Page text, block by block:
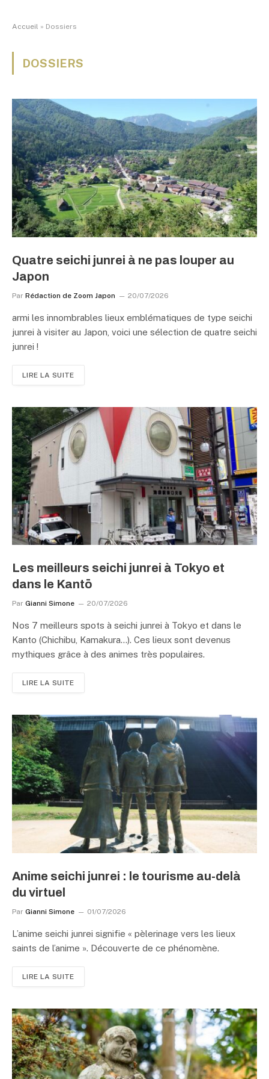
Accueil » Dossiers
DOSSIERS
Quatre seichi junrei à ne pas louper au
Japon
Par Rédaction de Zoom Japon 20/07/2026
armi les innombrables lieux emblématiques de type seichi
junrei à visiter au Japon, voici une sélection de quatre seichi
junrei !
LIRE LA SUITE
Les meilleurs seichi junrei à Tokyo et
dans le Kantō
Par Gianni Simone 20/07/2026
Nos 7 meilleurs spots à seichi junrei à Tokyo et dans le
Kanto (Chichibu, Kamakura…). Ces lieux sont devenus
mythiques grâce à des animes très populaires.
LIRE LA SUITE
Anime seichi junrei : le tourisme au-delà
du virtuel
Par Gianni Simone 01/07/2026
L’anime seichi junrei signifie « pèlerinage vers les lieux
saints de l’anime ». Découverte de ce phénomène.
LIRE LA SUITE